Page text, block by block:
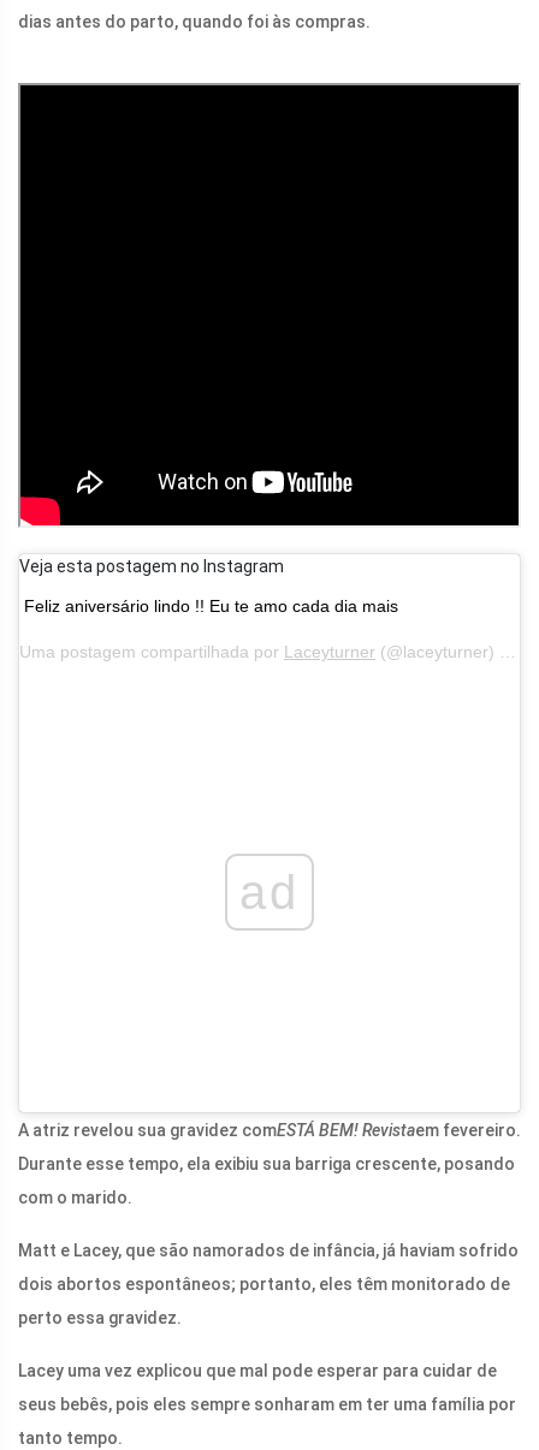
dias antes do parto, quando foi às compras.
Veja esta postagem no Instagram
Feliz aniversário lindo !! Eu te amo cada dia mais
Uma postagem compartilhada por Laceyturner (@laceyturner) em 8 de junho de 2019 às 21:35 PDT
ad
A atriz revelou sua gravidez comESTÁ BEM! Revistaem fevereiro.
Durante esse tempo, ela exibiu sua barriga crescente, posando
com o marido.
Matt e Lacey, que são namorados de infância, já haviam sofrido
dois abortos espontâneos; portanto, eles têm monitorado de
perto essa gravidez.
Lacey uma vez explicou que mal pode esperar para cuidar de
seus bebês, pois eles sempre sonharam em ter uma família por
tanto tempo.